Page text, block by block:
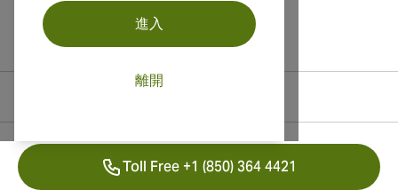
進入
離開
Toll Free +1 (850) 364 4421